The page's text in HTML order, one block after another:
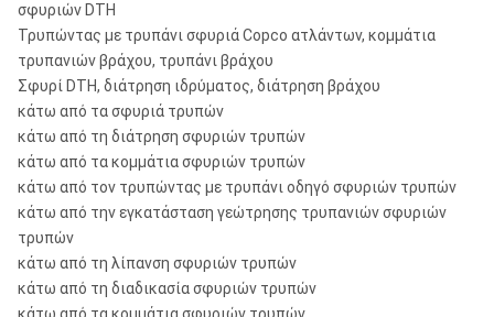
σφυριών DTH
Τρυπώντας με τρυπάνι σφυριά Copco ατλάντων, κομμάτια
τρυπανιών βράχου, τρυπάνι βράχου
Σφυρί DTH, διάτρηση ιδρύματος, διάτρηση βράχου
κάτω από τα σφυριά τρυπών
κάτω από τη διάτρηση σφυριών τρυπών
κάτω από τα κομμάτια σφυριών τρυπών
κάτω από τον τρυπώντας με τρυπάνι οδηγό σφυριών τρυπών
κάτω από την εγκατάσταση γεώτρησης τρυπανιών σφυριών
τρυπών
κάτω από τη λίπανση σφυριών τρυπών
κάτω από τη διαδικασία σφυριών τρυπών